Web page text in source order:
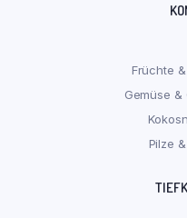
Früchte
Gemüse &
Pilze